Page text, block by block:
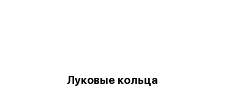
Луковые кольца